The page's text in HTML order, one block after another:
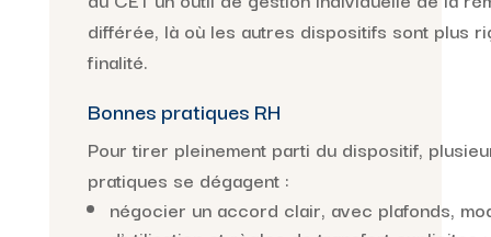
différée, là où les autres dispositifs sont plus
finalité.
Bonnes pratiques RH
Pour tirer pleinement parti du dispositif,
pratiques se dégagent :
négocier un accord clair, avec plafonds,